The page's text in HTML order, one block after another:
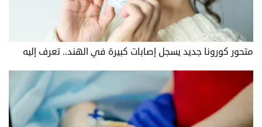
متحور كورونا جديد يسجل إصابات كبيرة في الهند.. تعرف إليه